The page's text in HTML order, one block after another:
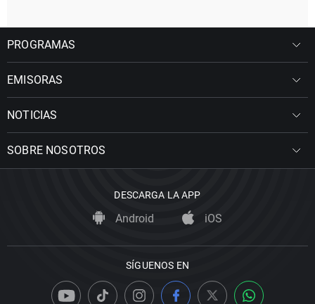
PROGRAMAS
EMISORAS
NOTICIAS
SOBRE NOSOTROS
DESCARGA LA APP
Android iOS
SÍGUENOS EN